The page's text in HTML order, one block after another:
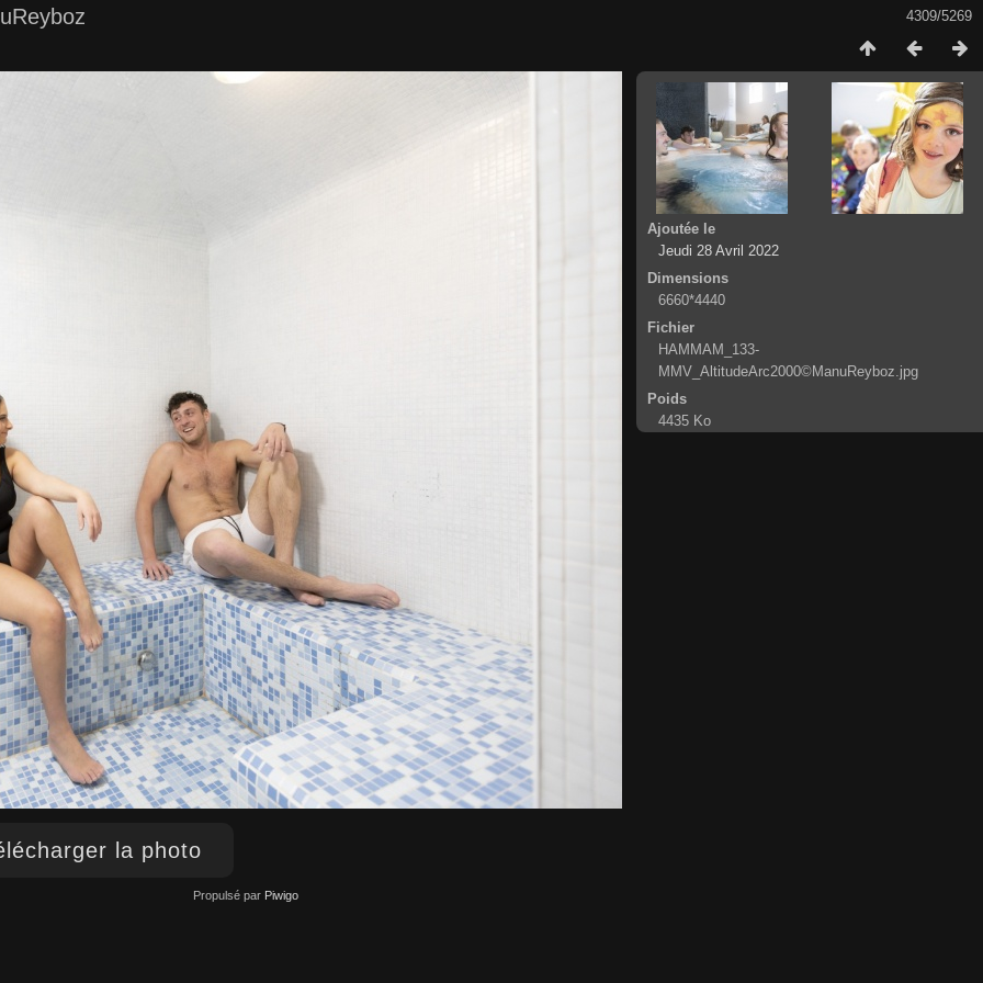
4309/5269
la photo
Ajoutée le
Jeudi 28 Avril 2022
Dimensions
6660*4440
Fichier
HAMMAM_133-
MMV_AltitudeArc2000©ManuReyboz.jpg
Poids
4435 Ko
Propulsé par Piwigo